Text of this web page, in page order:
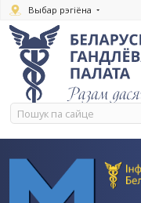
Выбар рэгіёна